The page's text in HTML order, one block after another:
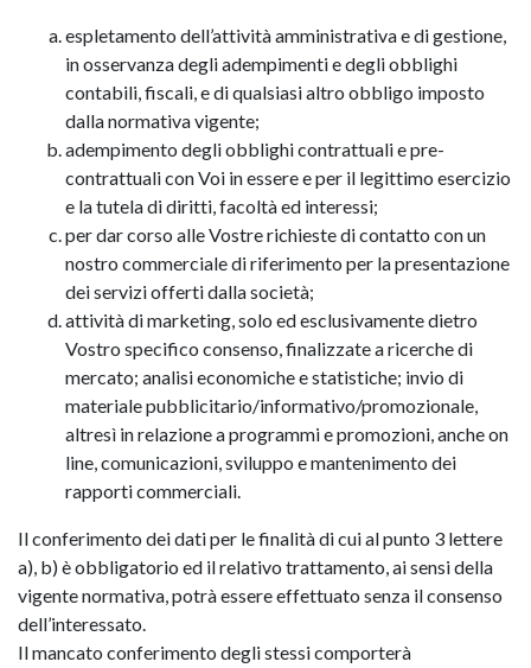
espletamento dell’attività amministrativa e di gestione,
in osservanza degli adempimenti e degli obblighi
contabili, fiscali, e di qualsiasi altro obbligo imposto
dalla normativa vigente;
adempimento degli obblighi contrattuali e pre-
contrattuali con Voi in essere e per il legittimo esercizio
e la tutela di diritti, facoltà ed interessi;
per dar corso alle Vostre richieste di contatto con un
nostro commerciale di riferimento per la presentazione
dei servizi offerti dalla società;
attività di marketing, solo ed esclusivamente dietro
Vostro specifico consenso, finalizzate a ricerche di
mercato; analisi economiche e statistiche; invio di
materiale pubblicitario/informativo/promozionale,
altresì in relazione a programmi e promozioni, anche on
line, comunicazioni, sviluppo e mantenimento dei
rapporti commerciali.
Il conferimento dei dati per le finalità di cui al punto 3 lettere
a), b) è obbligatorio ed il relativo trattamento, ai sensi della
vigente normativa, potrà essere effettuato senza il consenso
dell’interessato.
Il mancato conferimento degli stessi comporterà